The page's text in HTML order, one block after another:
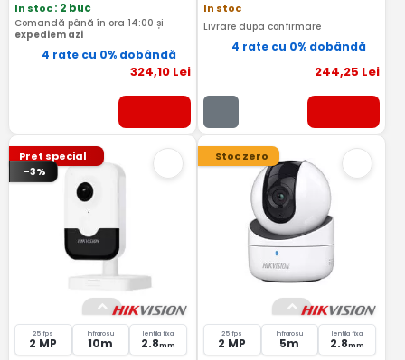
In stoc: 2 buc
Comandă până în ora 14:00 și
expediem azi
4 rate cu 0% dobândă
324,10Lei
In stoc
Livrare dupa confirmare
4 rate cu 0% dobândă
244,25 Lei
Pret special
-3%
25 fps
2 MP
Infrarosu
10m
lentila fixa
2.8mm
Stoc zero
25 fps
2 MP
Infrarosu
5m
lentila fixa
2.8mm